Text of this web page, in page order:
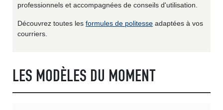
professionnels et accompagnées de conseils d'utilisation.
Découvrez toutes les formules de politesse adaptées à vos
courriers.
LES MODÈLES DU MOMENT